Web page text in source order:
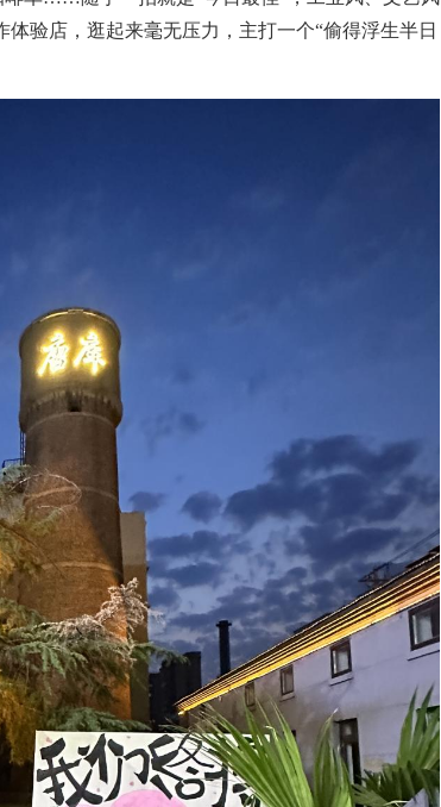
验店，逛起来毫无压力，主打一个“偷得浮生半日